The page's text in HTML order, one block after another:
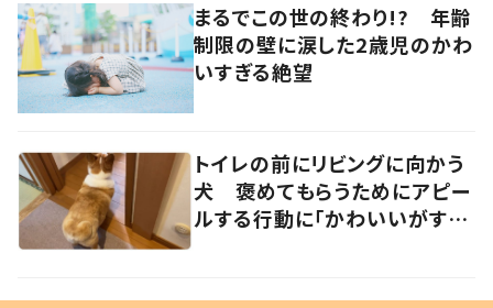
まるでこの世の終わり!? 年齢
制限の壁に涙した2歳児のかわ
いすぎる絶望
トイレの前にリビングに向かう
犬 褒めてもらうためにアピー
ルする行動に「かわいいがすぎ